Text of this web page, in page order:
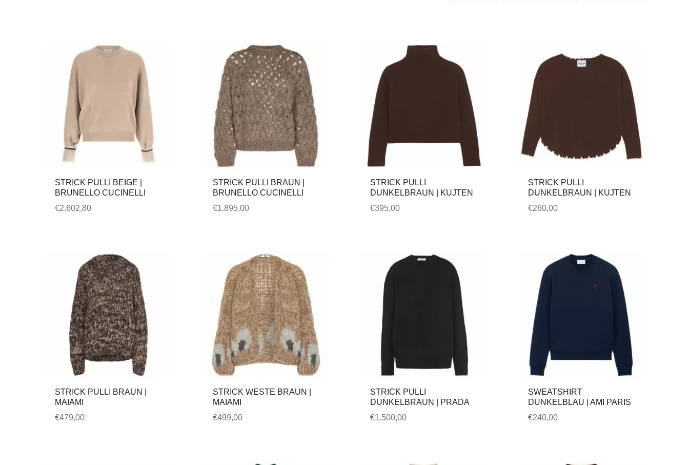
STRICK PULLI BEIGE |
BRUNELLO CUCINELLI
€2.602,80
STRICK PULLI BRAUN |
BRUNELLO CUCINELLI
€1.895,00
STRICK PULLI
DUNKELBRAUN | KUJTEN
€395,00
STRICK PULLI
DUNKELBRAUN | KUJTEN
€260,00
STRICK PULLI BRAUN |
MAIAMI
€479,00
STRICK WESTE BRAUN |
MAIAMI
€499,00
STRICK PULLI
DUNKELBRAUN | PRADA
€1.500,00
SWEATSHIRT
DUNKELBLAU | AMI PARIS
€240,00